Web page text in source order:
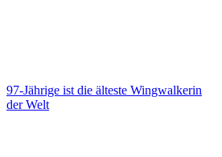
97-Jährige ist die älteste Wingwalkerin
der Welt